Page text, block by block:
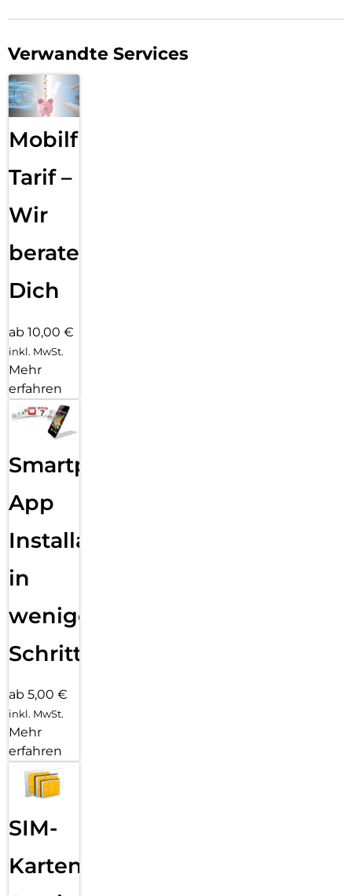
Verwandte Services
Mobilfunk
Tarif –
Wir
beraten
Dich
ab 10,00 €
inkl. MwSt.
Mehr
erfahren
Smartphone
App
Installation
in
wenigen
Schritten
ab 5,00 €
inkl. MwSt.
Mehr
erfahren
SIM-
Karten